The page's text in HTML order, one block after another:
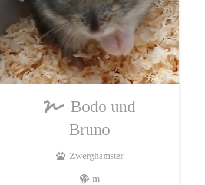
Bodo und
Bruno
Zwerghamster
m